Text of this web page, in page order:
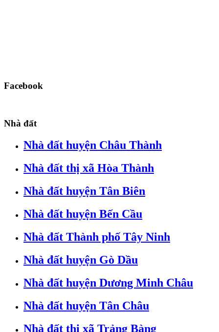
Facebook
Nhà đất
Nhà đất huyện Châu Thành
Nhà đất thị xã Hòa Thành
Nhà đất huyện Tân Biên
Nhà đất huyện Bến Cầu
Nhà đất Thành phố Tây Ninh
Nhà đất huyện Gò Dầu
Nhà đất huyện Dương Minh Châu
Nhà đất huyện Tân Châu
Nhà đất thị xã Trảng Bàng